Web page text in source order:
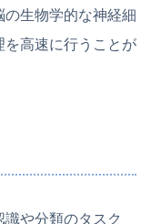
生物学的な神経細
を高速に行うことが
や分類のタスク